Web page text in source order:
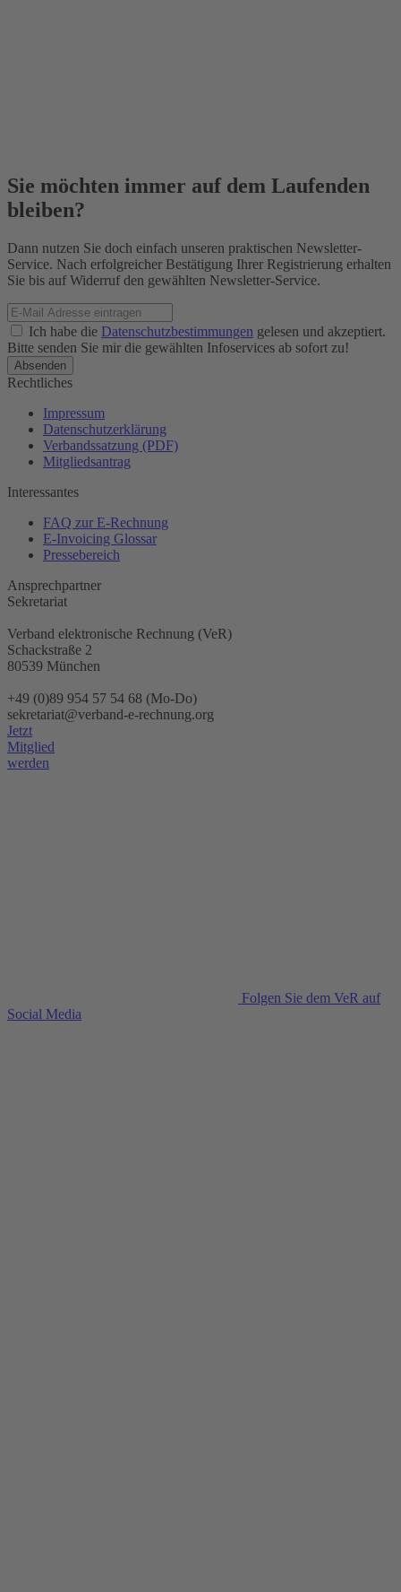
Sie möchten immer auf dem Laufenden
bleiben?
Dann nutzen Sie doch einfach unseren praktischen Newsletter-
Service. Nach erfolgreicher Bestätigung Ihrer Registrierung erhalten
Sie bis auf Widerruf den gewählten Newsletter-Service.
Ich habe die Datenschutzbestimmungen gelesen und akzeptiert.
Bitte senden Sie mir die gewählten Infoservices ab sofort zu!
Rechtliches
Impressum
Datenschutzerklärung
Verbandssatzung (PDF)
Mitgliedsantrag
Interessantes
FAQ zur E-Rechnung
E-Invoicing Glossar
Pressebereich
Ansprechpartner
Sekretariat
Verband elektronische Rechnung (VeR)
Schackstraße 2
80539 München
+49 (0)89 954 57 54 68 (Mo-Do)
sekretariat@verband-e-rechnung.org
Jetzt
Mitglied
werden
Folgen Sie dem VeR auf
Social Media